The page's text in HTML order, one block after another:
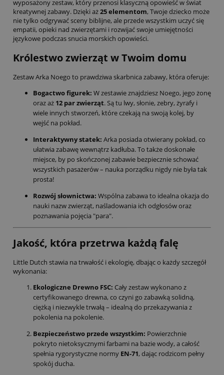
wyposażony zestaw, który przenosi klasyczną opowieść w świat
kreatywnej zabawy. Dzięki aż25 elementom, Twoje dziecko może
nie tylko odgrywać sceny biblijne, ale przede wszystkim uczyć się
empatii, opieki nad zwierzętami i rozwijać swoje umiejętności
językowe podczas snucia morskich opowieści.
Królestwo zwierząt w Twoim domu
Zestaw Arka Noego to prawdziwa skarbnica zabawy, która oferuje:
Bogactwo figurek: W zestawie znajdziesz Noego, jego żonę
oraz aż 12 par zwierząt. Są tu lwy, słonie, zebry, żyrafy i
wiele innych stworzeń, które czekają na swoją kolej, by
wejść na pokład.
Interaktywny statek: Arka posiada otwierany pokład, co
ułatwia zabawę wewnątrz kadłuba. To także doskonałe
miejsce, by po skończonej zabawie bezpiecznie schować
wszystkich pasażerów – nauka porządku nigdy nie była tak
prosta!
Rozwój słownictwa: Wspólna zabawa to idealna okazja do
nauki nazw zwierząt, naśladowania ich odgłosów oraz
poznawania pojęcia "para".
Jakość, która przetrwa każdą falę
Little Dutch stawia na trwałość i ekologię, dbając o każdy szczegół
wykonania:
Ekologiczne Drewno FSC: Cały zestaw wykonano z
certyfikowanego drewna, co czyni go zabawką solidną,
ciężką i niezwykle trwałą – idealną do przekazywania z
pokolenia na pokolenie.
Bezpieczeństwo przede wszystkim: Powierzchnie
pokryto nietoksycznymi farbami na bazie wody, a całość
spełnia rygorystyczne normy EN-71, dając rodzicom pełny
spokój ducha.